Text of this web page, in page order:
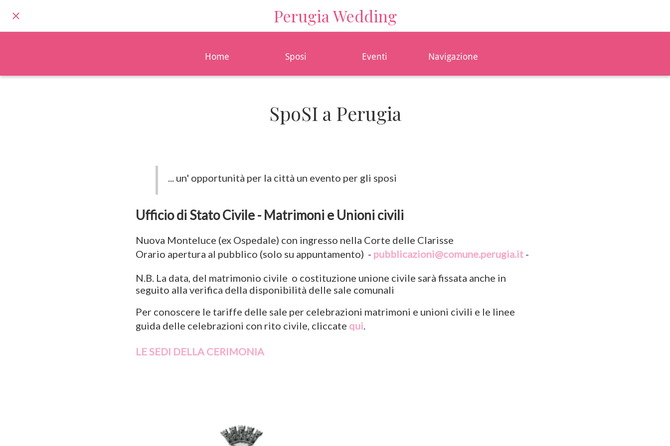
Perugia Wedding
Home Sposi Eventi Navigazione
SpoSI a Perugia
... un' opportunità per la città un evento per gli sposi
Ufficio di Stato Civile - Matrimoni e Unioni civili
Nuova Monteluce (ex Ospedale) con ingresso nella Corte delle Clarisse
Orario apertura al pubblico (solo su appuntamento) - pubblicazioni@comune.perugia.it -
N.B. La data, del matrimonio civile o costituzione unione civile sarà fissata anche in
seguito alla verifica della disponibilità delle sale comunali
Per conoscere le tariffe delle sale per celebrazioni matrimoni e unioni civili e le linee
guida delle celebrazioni con rito civile, cliccate qui.
LE SEDI DELLA CERIMONIA